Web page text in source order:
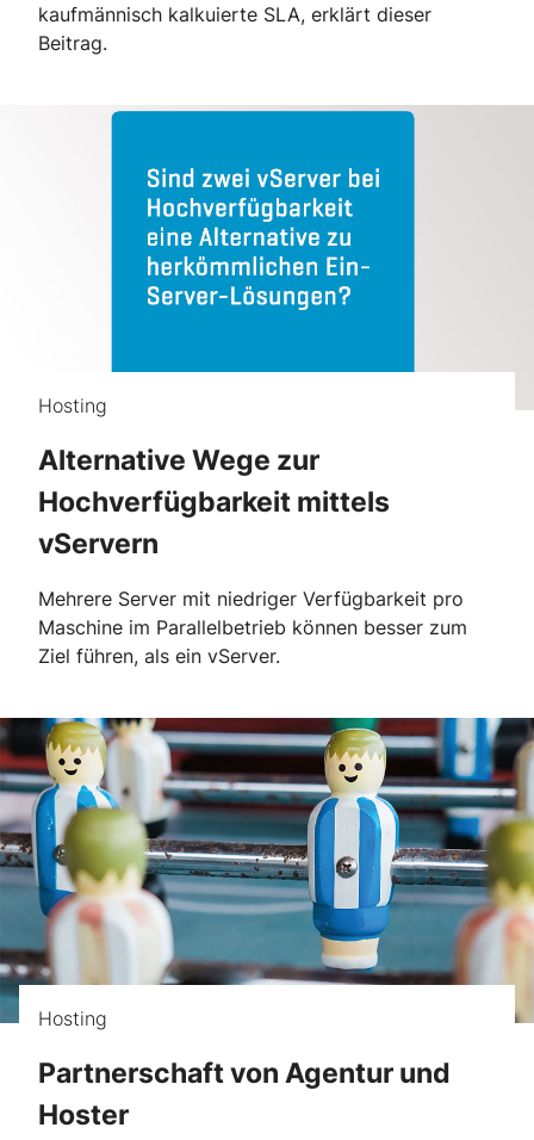
kaufmännisch kalkuierte SLA, erklärt dieser
Beitrag.
Hosting
Alternative Wege zur
Hochverfügbarkeit mittels
vServern
Mehrere Server mit niedriger Verfügbarkeit pro
Maschine im Parallelbetrieb können besser zum
Ziel führen, als ein vServer.
Hosting
Partnerschaft von Agentur und
Hoster